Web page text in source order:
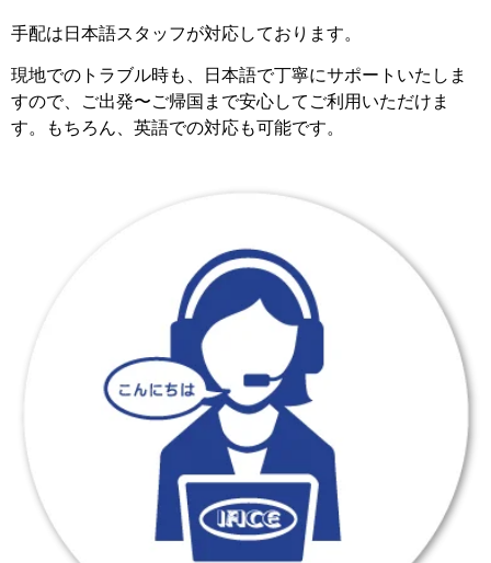
手配は日本語スタッフが対応しております。
現地でのトラブル時も、日本語で丁寧にサポートいたしま
すので、ご出発〜ご帰国まで安心してご利用いただけま
す。もちろん、英語での対応も可能です。